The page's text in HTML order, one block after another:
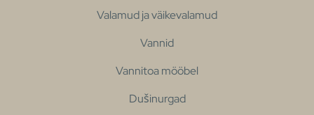
Valamud ja väikevalamud
Vannid
Vannitoa mööbel
Dušinurgad